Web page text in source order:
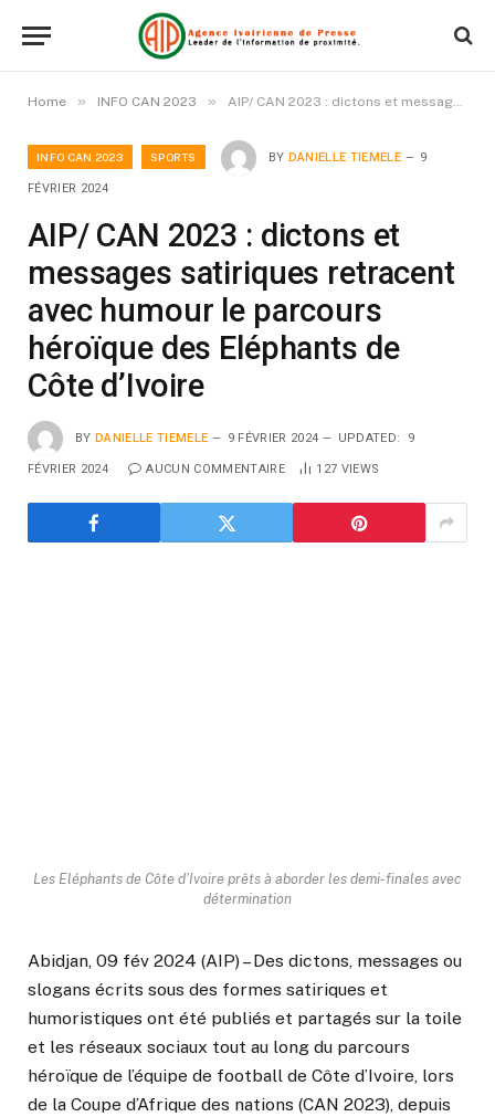
Home » INFO CAN 2023 » AIP/ CAN 2023 : dictons et messages satiriques retracent avec humour le parcours héroïque des Eléphants de Côte d’Ivoire
INFO CAN 2023 SPORTS BY DANIELLE TIEMELE 9
FÉVRIER 2024
AIP/ CAN 2023 : dictons et
messages satiriques retracent
avec humour le parcours
héroïque des Eléphants de
Côte d’Ivoire
BY DANIELLE TIEMELE 9 FÉVRIER 2024 UPDATED: 9
FÉVRIER 2024 AUCUN COMMENTAIRE 127 VIEWS
Les Eléphants de Côte d'Ivoire prêts à aborder les demi-finales avec
détermination
Abidjan, 09 fév 2024 (AIP) – Des dictons, messages ou
slogans écrits sous des formes satiriques et
humoristiques ont été publiés et partagés sur la toile
et les réseaux sociaux tout au long du parcours
héroïque de l’équipe de football de Côte d’Ivoire, lors
de la Coupe d’Afrique des nations (CAN 2023), depuis